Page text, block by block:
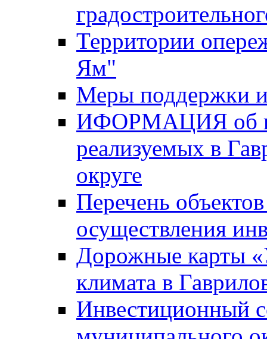
Территории
Ям"
Меры поддержки
ИФОРМАЦИЯ об
реализуемых в
округе
Перечень
осуществления
Дорожные карты
климата в
Инвестиционный